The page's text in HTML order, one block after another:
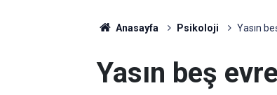
Anasayfa Psikoloji Yasın
Yasın beş